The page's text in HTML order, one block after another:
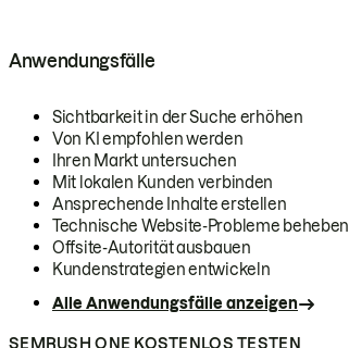
Anwendungsfälle
Sichtbarkeit in der Suche erhöhen
Von KI empfohlen werden
Ihren Markt untersuchen
Mit lokalen Kunden verbinden
Ansprechende Inhalte erstellen
Technische Website-Probleme beheben
Offsite-Autorität ausbauen
Kundenstrategien entwickeln
Alle Anwendungsfälle anzeigen
SEMRUSH ONE KOSTENLOS TESTEN